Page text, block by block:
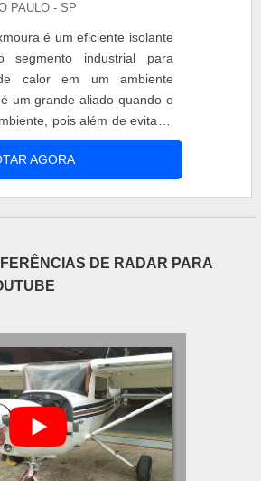
PAULO - SP
é um eficiente isolante
segmento industrial para
calor em um ambiente
um grande aliado quando o
pois além de evitar a
bastante resistente aos
logo, é uma ótima
industrial. A cortina de
AGORA
DE RADAR PARA